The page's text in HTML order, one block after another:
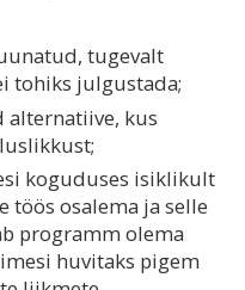
tugevalt
tohiks julgustada;
alternatiive, kus
koguduses isiklikult
töös osalema ja selle
programm olema
huvitaks pigem